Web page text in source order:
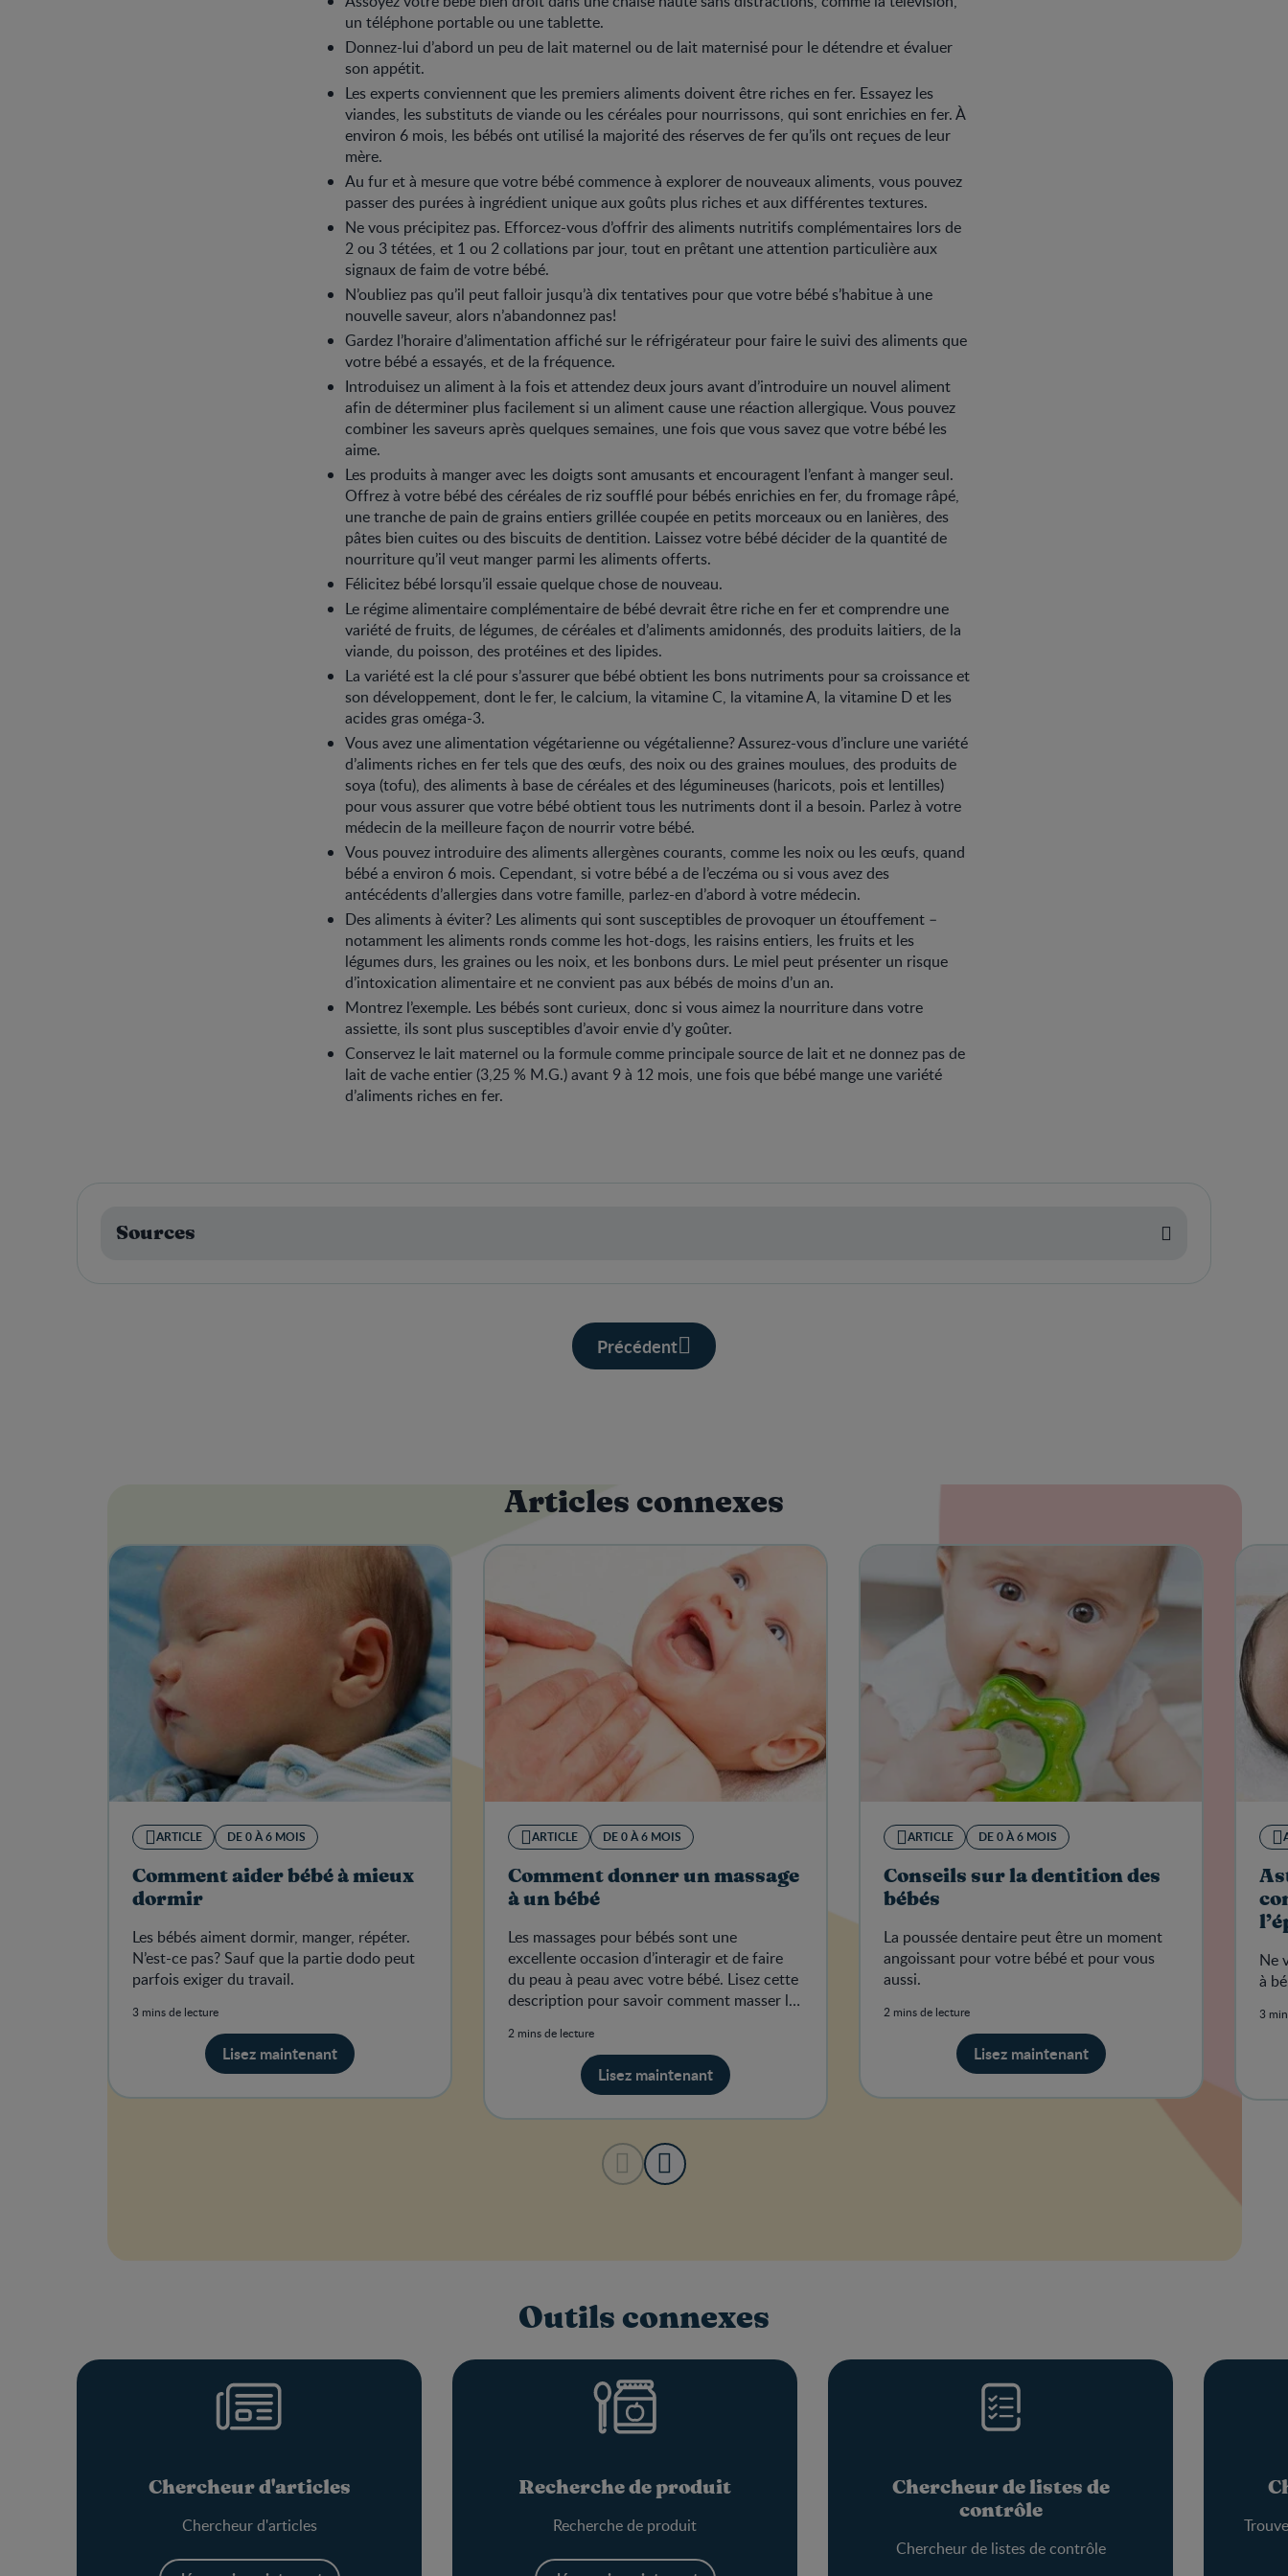
un téléphone portable ou une tablette.
Donnez-lui d’abord un peu de lait maternel ou de lait maternisé pour le détendre et évaluer
son appétit.
Les experts conviennent que les premiers aliments doivent être riches en fer. Essayez les
viandes, les substituts de viande ou les céréales pour nourrissons, qui sont enrichies en fer. À
environ 6 mois, les bébés ont utilisé la majorité des réserves de fer qu’ils ont reçues de leur
mère.
Au fur et à mesure que votre bébé commence à explorer de nouveaux aliments, vous pouvez
passer des purées à ingrédient unique aux goûts plus riches et aux différentes textures.
Ne vous précipitez pas. Efforcez-vous d’offrir des aliments nutritifs complémentaires lors de
2 ou 3 tétées, et 1 ou 2 collations par jour, tout en prêtant une attention particulière aux
signaux de faim de votre bébé.
N’oubliez pas qu’il peut falloir jusqu’à dix tentatives pour que votre bébé s’habitue à une
nouvelle saveur, alors n’abandonnez pas!
Gardez l’horaire d’alimentation affiché sur le réfrigérateur pour faire le suivi des aliments que
votre bébé a essayés, et de la fréquence.
Introduisez un aliment à la fois et attendez deux jours avant d’introduire un nouvel aliment
afin de déterminer plus facilement si un aliment cause une réaction allergique. Vous pouvez
combiner les saveurs après quelques semaines, une fois que vous savez que votre bébé les
aime.
Les produits à manger avec les doigts sont amusants et encouragent l’enfant à manger seul.
Offrez à votre bébé des céréales de riz soufflé pour bébés enrichies en fer, du fromage râpé,
une tranche de pain de grains entiers grillée coupée en petits morceaux ou en lanières, des
pâtes bien cuites ou des biscuits de dentition. Laissez votre bébé décider de la quantité de
nourriture qu’il veut manger parmi les aliments offerts.
Félicitez bébé lorsqu’il essaie quelque chose de nouveau.
Le régime alimentaire complémentaire de bébé devrait être riche en fer et comprendre une
variété de fruits, de légumes, de céréales et d’aliments amidonnés, des produits laitiers, de la
viande, du poisson, des protéines et des lipides.
La variété est la clé pour s’assurer que bébé obtient les bons nutriments pour sa croissance et
son développement, dont le fer, le calcium, la vitamine C, la vitamine A, la vitamine D et les
acides gras oméga-3.
Vous avez une alimentation végétarienne ou végétalienne? Assurez-vous d’inclure une variété
d’aliments riches en fer tels que des œufs, des noix ou des graines moulues, des produits de
soya (tofu), des aliments à base de céréales et des légumineuses (haricots, pois et lentilles)
pour vous assurer que votre bébé obtient tous les nutriments dont il a besoin. Parlez à votre
médecin de la meilleure façon de nourrir votre bébé.
Vous pouvez introduire des aliments allergènes courants, comme les noix ou les œufs, quand
bébé a environ 6 mois. Cependant, si votre bébé a de l’eczéma ou si vous avez des
antécédents d’allergies dans votre famille, parlez-en d’abord à votre médecin.
Des aliments à éviter? Les aliments qui sont susceptibles de provoquer un étouffement –
notamment les aliments ronds comme les hot-dogs, les raisins entiers, les fruits et les
légumes durs, les graines ou les noix, et les bonbons durs. Le miel peut présenter un risque
d’intoxication alimentaire et ne convient pas aux bébés de moins d’un an.
Montrez l’exemple. Les bébés sont curieux, donc si vous aimez la nourriture dans votre
assiette, ils sont plus susceptibles d’avoir envie d’y goûter.
Conservez le lait maternel ou la formule comme principale source de lait et ne donnez pas de
lait de vache entier (3,25 % M.G.) avant 9 à 12 mois, une fois que bébé mange une variété
d’aliments riches en fer.
Sources
Précédent
Articles connexes
ARTICLE DE 0 À 6 MOIS
Comment aider bébé à mieux
dormir
Les bébés aiment dormir, manger, répéter.
N’est-ce pas? Sauf que la partie dodo peut
parfois exiger du travail.
3 mins de lecture
Lisez maintenant
ARTICLE DE 0 À 6 MOIS
Comment donner un massage
à un bébé
Les massages pour bébés sont une
excellente occasion d’interagir et de faire
du peau à peau avec votre bébé. Lisez cette
description pour savoir comment masser le
2 mins de lecture
Lisez maintenant
ARTICLE DE 0 À 6 MOIS
Conseils sur la dentition des
bébés
La poussée dentaire peut être un moment
angoissant pour votre bébé et pour vous
aussi.
2 mins de lecture
Lisez maintenant
Ne
à
3
Outils connexes
Chercheur d'articles
Chercheur d'articles
Recherche de produit
Recherche de produit
Chercheur de listes de
contrôle
Chercheur de listes de contrôle